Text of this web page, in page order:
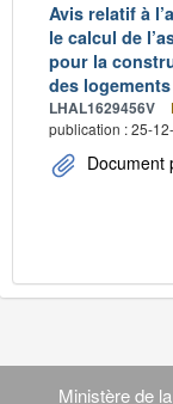
Avis relatif à
le calcul de
pour la
des
LHAL1629456V
publication : 25-
Document
Navigation
Ministère de